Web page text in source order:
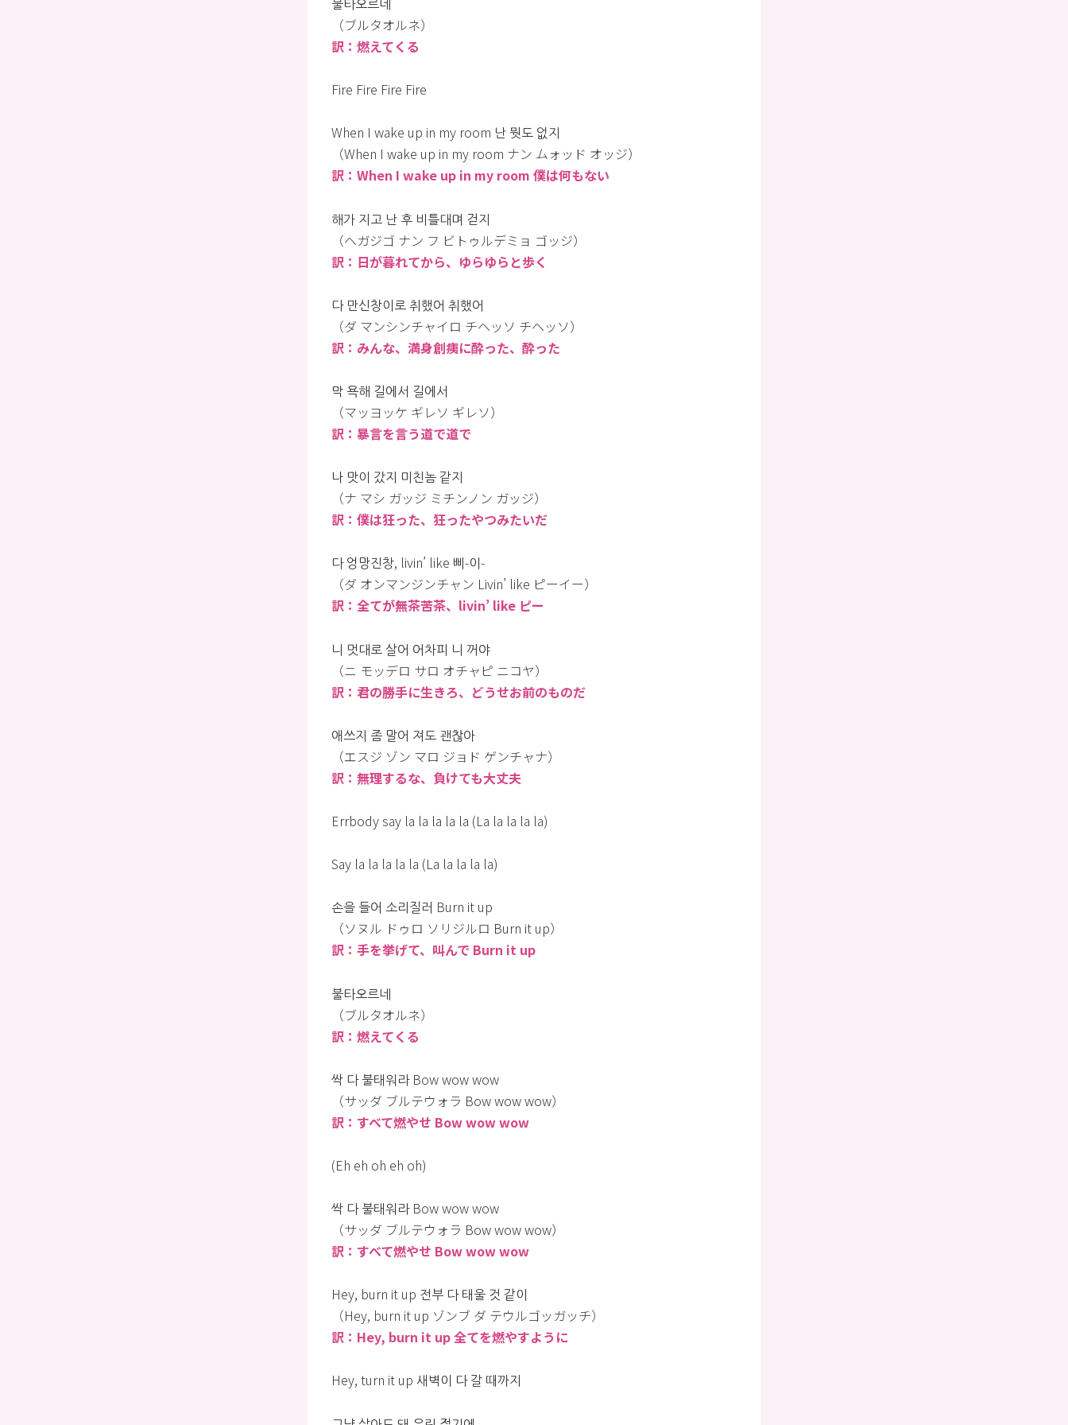
（ブルタオルネ）
訳：燃えてくる
Fire Fire Fire Fire
When I wake up in my room 난 뭣도 없지
（When I wake up in my room ナン ムォッド オッジ）
訳：When I wake up in my room 僕は何もない
해가 지고 난 후 비틀대며 걷지
（ヘガジゴ ナン フ ビトゥルデミョ ゴッジ）
訳：日が暮れてから、ゆらゆらと歩く
다 만신창이로 취했어 취했어
（ダ マンシンチャイロ チヘッソ チヘッソ）
訳：みんな、満身創痍に酔った、酔った
막 욕해 길에서 길에서
（マッヨッケ ギレソ ギレソ）
訳：暴言を言う道で道で
나 맛이 갔지 미친놈 같지
（ナ マシ ガッジ ミチンノン ガッジ）
訳：僕は狂った、狂ったやつみたいだ
다 엉망진창, livin’ like 삐-이-
（ダ オンマンジンチャン Livin’ like ピーイー）
訳：全てが無茶苦茶、livin’ like ピー
니 멋대로 살어 어차피 니 꺼야
（ニ モッデロ サロ オチャピ ニコヤ）
訳：君の勝手に生きろ、どうせお前のものだ
애쓰지 좀 말어 져도 괜찮아
（エスジ ゾン マロ ジョド ゲンチャナ）
訳：無理するな、負けても大丈夫
Errbody say la la la la la (La la la la la)
Say la la la la la (La la la la la)
손을 들어 소리질러 Burn it up
（ソヌル ドゥロ ソリジルロ Burn it up）
訳：手を挙げて、叫んで Burn it up
불타오르네
（ブルタオルネ）
訳：燃えてくる
싹 다 불태워라 Bow wow wow
（サッダ ブルテウォラ Bow wow wow）
訳：すべて燃やせ Bow wow wow
(Eh eh oh eh oh)
싹 다 불태워라 Bow wow wow
（サッダ ブルテウォラ Bow wow wow）
訳：すべて燃やせ Bow wow wow
Hey, burn it up 전부 다 태울 것 같이
（Hey, burn it up ゾンブ ダ テウルゴッガッチ）
訳：Hey, burn it up 全てを燃やすように
Hey, turn it up 새벽이 다 갈 때까지